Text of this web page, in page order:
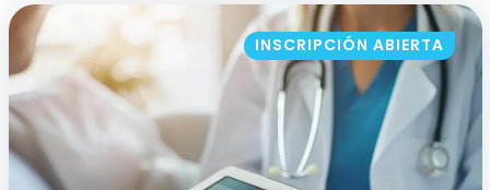
INSCRIPCIÓN ABIERTA